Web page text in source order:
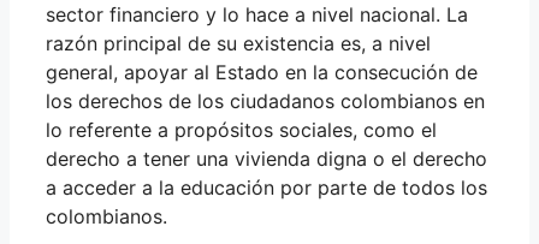
sector financiero y lo hace a nivel nacional. La
razón principal de su existencia es, a nivel
general, apoyar al Estado en la consecución de
los derechos de los ciudadanos colombianos en
lo referente a propósitos sociales, como el
derecho a tener una vivienda digna o el derecho
a acceder a la educación por parte de todos los
colombianos.